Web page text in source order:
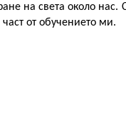
на света около
от обучението ми.